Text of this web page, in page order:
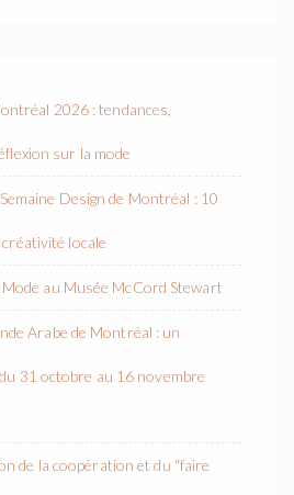
2026 : tendances,
sur la mode
Design de Montréal : 10
locale
au Musée McCord Stewart
Arabe de Montréal : un
31 octobre au 16 novembre
de la coopération et du “faire